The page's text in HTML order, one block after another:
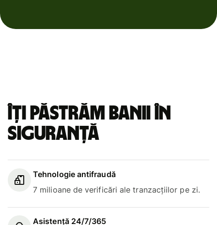
Îți păstrăm banii în
siguranță
Tehnologie antifraudă
7 milioane de verificări ale tranzacțiilor pe zi.
Asistență 24/7/365